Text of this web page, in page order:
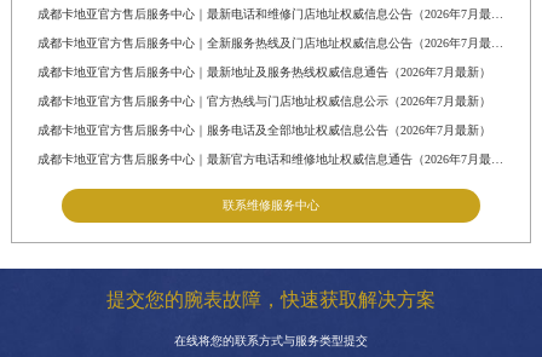
成都卡地亚官方售后服务中心｜最新地址及服务热线权威信息通告（2026年7月最新）
成都卡地亚官方售后服务中心｜官方热线与门店地址权威信息公示（2026年7月最新）
成都卡地亚官方售后服务中心｜服务电话及全部地址权威信息公告（2026年7月最新）
联系维修服务中心
提交您的腕表故障，快速获取解决方案
在线将您的联系方式与服务类型提交